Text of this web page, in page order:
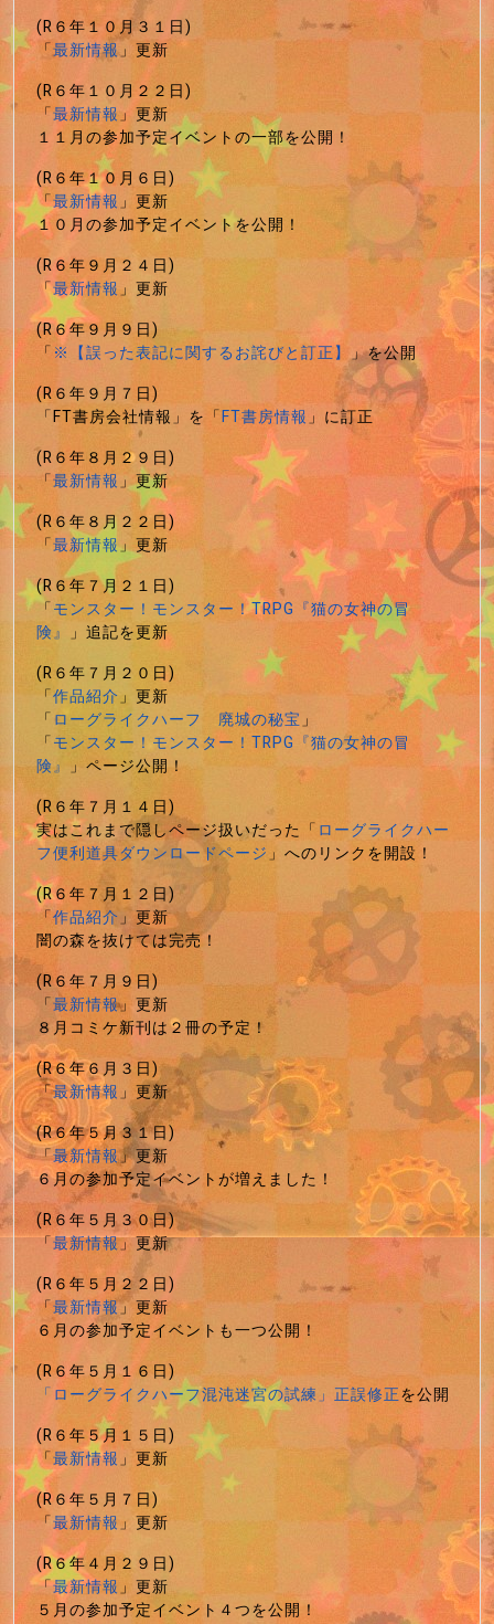
(R６年１０月３１日)
「最新情報」更新
(R６年１０月２２日)
「最新情報」更新
１１月の参加予定イベントの一部を公開！
(R６年１０月６日)
「最新情報」更新
１０月の参加予定イベントを公開！
(R６年９月２４日)
「最新情報」更新
(R６年９月９日)
「※【誤った表記に関するお詫びと訂正】」を公開
(R６年９月７日)
「FT書房会社情報」を「FT書房情報」に訂正
(R６年８月２９日)
「最新情報」更新
(R６年８月２２日)
「最新情報」更新
(R６年７月２１日)
「モンスター！モンスター！TRPG『猫の女神の冒
険』 」追記を更新
(R６年７月２０日)
「作品紹介」更新
「ローグライクハーフ 廃城の秘宝」
「モンスター！モンスター！TRPG『猫の女神の冒
険』 」ページ公開！
(R６年７月１４日)
実はこれまで隠しページ扱いだった「ローグライクハー
フ便利道具ダウンロードページ」へのリンクを開設！
(R６年７月１２日)
「作品紹介」更新
闇の森を抜けては完売！
(R６年７月９日)
「最新情報」更新
８月コミケ新刊は２冊の予定！
(R６年６月３日)
「最新情報」更新
(R６年５月３１日)
「最新情報」更新
６月の参加予定イベントが増えました！
(R６年５月３０日)
「最新情報」更新
(R６年５月２２日)
「最新情報」更新
６月の参加予定イベントも一つ公開！
(R６年５月１６日)
「ローグライクハーフ混沌迷宮の試練」正誤修正を公開
(R６年５月１５日)
「最新情報」更新
(R６年５月７日)
「最新情報」更新
(R６年４月２９日)
「最新情報」更新
５月の参加予定イベント４つを公開！